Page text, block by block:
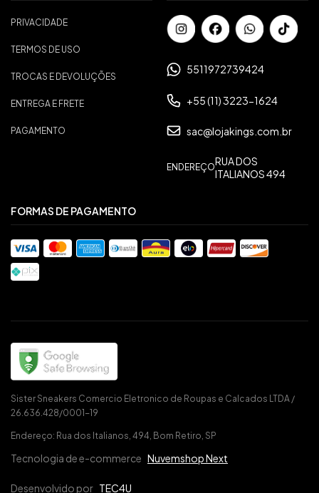
PRIVACIDADE
TERMOS DE USO
TROCAS E DEVOLUÇÕES
ENTREGA E FRETE
PAGAMENTO
5511972739424
+55 (11) 3223-1624
sac@lojakings.com.br
ENDEREÇORUA DOS
ITALIANOS 494
FORMAS DE PAGAMENTO
Sister Sneakers Comercio Eletronico de Roupas e Calcados LTDA /
26.636.428/0001-19
Endereço: Rua dos Italianos, 494, Bom Retiro, SP
Tecnologia de e-commerce Nuvemshop Next
Desenvolvido por TEC4U